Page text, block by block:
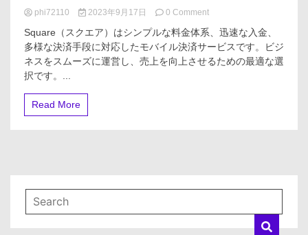
phi72110 2023年9月17日 0 Commenton
(ス
ク
エ
Square（スクエア）はシンプルな料金体系、迅速な入金、
多様な決済手段に対応したモバイル決済サービスです。ビジ
ネスをスムーズに運営し、売上を向上させるための最適な選
択です。...
Read More